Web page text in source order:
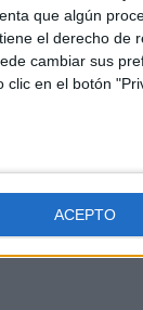
que algún
el derecho de
cambiar sus
en el botón
ACEPTO
. Víctor